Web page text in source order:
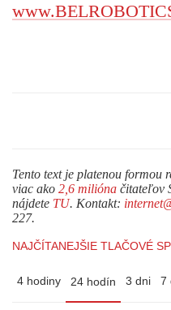
Tento text je platenou formou
viac ako 2,6 milióna čitateľov
nájdete TU. Kontakt:
227.
NAJČÍTANEJŠIE TLAČOVÉ
4 hodiny 24 hodín 3 dni 7